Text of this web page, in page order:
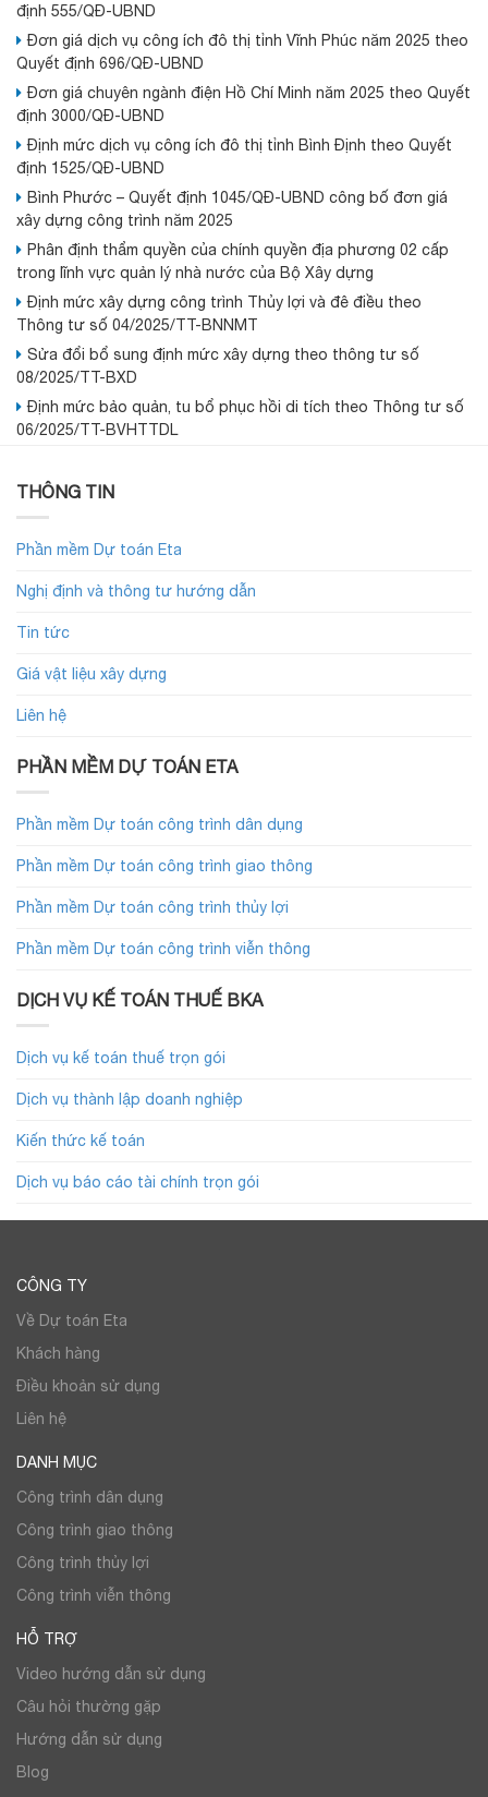
định 555/QĐ-UBND
Đơn giá dịch vụ công ích đô thị tỉnh Vĩnh Phúc năm 2025 theo
Quyết định 696/QĐ-UBND
Đơn giá chuyên ngành điện Hồ Chí Minh năm 2025 theo Quyết
định 3000/QĐ-UBND
Định mức dịch vụ công ích đô thị tỉnh Bình Định theo Quyết
định 1525/QĐ-UBND
Bình Phước – Quyết định 1045/QĐ-UBND công bố đơn giá
xây dựng công trình năm 2025
Phân định thẩm quyền của chính quyền địa phương 02 cấp
trong lĩnh vực quản lý nhà nước của Bộ Xây dựng
Định mức xây dựng công trình Thủy lợi và đê điều theo
Thông tư số 04/2025/TT-BNNMT
Sửa đổi bổ sung định mức xây dựng theo thông tư số
08/2025/TT-BXD
Định mức bảo quản, tu bổ phục hồi di tích theo Thông tư số
06/2025/TT-BVHTTDL
THÔNG TIN
Phần mềm Dự toán Eta
Nghị định và thông tư hướng dẫn
Tin tức
Giá vật liệu xây dựng
Liên hệ
PHẦN MỀM DỰ TOÁN ETA
Phần mềm Dự toán công trình dân dụng
Phần mềm Dự toán công trình giao thông
Phần mềm Dự toán công trình thủy lợi
Phần mềm Dự toán công trình viễn thông
DỊCH VỤ KẾ TOÁN THUẾ BKA
Dịch vụ kế toán thuế trọn gói
Dịch vụ thành lập doanh nghiệp
Kiến thức kế toán
Dịch vụ báo cáo tài chính trọn gói
CÔNG TY
Về Dự toán Eta
Khách hàng
Điều khoản sử dụng
Liên hệ
DANH MỤC
Công trình dân dụng
Công trình giao thông
Công trình thủy lợi
Công trình viễn thông
HỖ TRỢ
Video hướng dẫn sử dụng
Câu hỏi thường gặp
Hướng dẫn sử dụng
Blog